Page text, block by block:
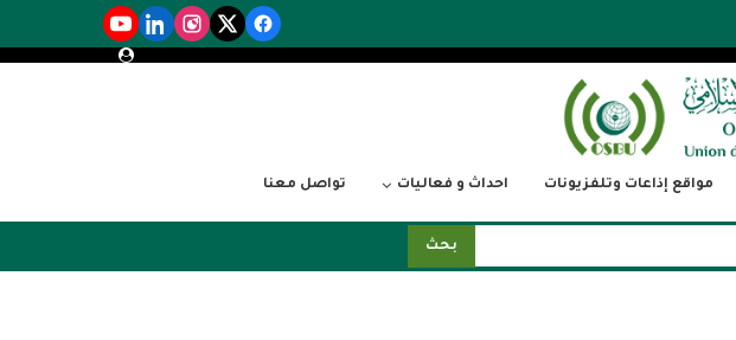
مواقع إذاعات وتلفزيونات احداث و فعاليات تواصل معنا
بحث